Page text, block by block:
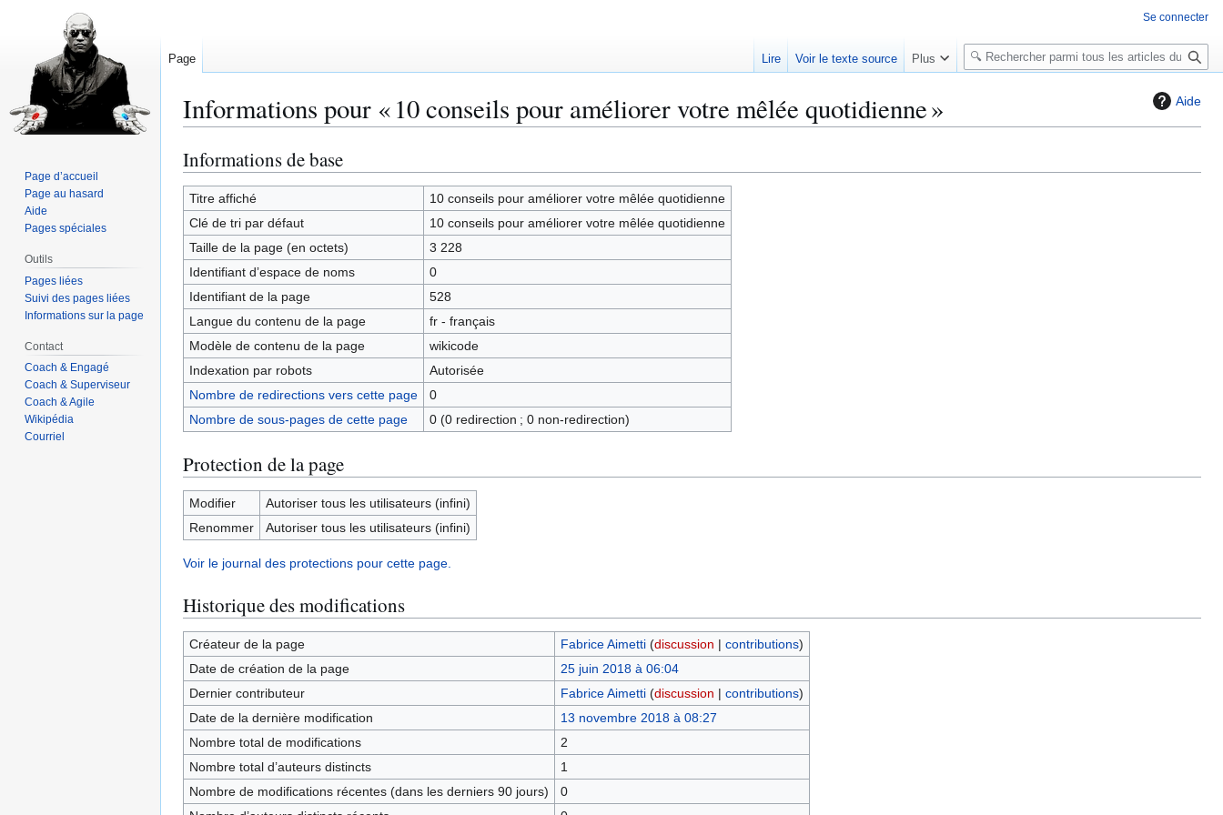
Aide
Informations pour « 10 conseils pour améliorer votre mêlée quotidienne »
Aller
à
la
navigation
Aller
à
la
recherche
Informations de base
Titre affiché
10 conseils pour améliorer votre mêlée quotidienne
Clé de tri par défaut
10 conseils pour améliorer votre mêlée quotidienne
Taille de la page (en octets)
3 228
Identifiant dʼespace de noms
0
Identifiant de la page
528
Langue du contenu de la page
fr - français
Modèle de contenu de la page
wikicode
Indexation par robots
Autorisée
Nombre de redirections vers cette page
0
Nombre de sous-pages de cette page
0 (0 redirection ; 0 non-redirection)
Protection de la page
Modifier
Autoriser tous les utilisateurs (infini)
Renommer
Autoriser tous les utilisateurs (infini)
Voir le journal des protections pour cette page.
Historique des modifications
Créateur de la page Fabrice Aimetti (discussion | contributions)
Date de création de la page
25 juin 2018 à 06:04
Dernier contributeur
Fabrice Aimetti (discussion | contributions)
Date de la dernière modification
13 novembre 2018 à 08:27
Nombre total de modifications
2
Nombre total d’auteurs distincts
1
Nombre de modifications récentes (dans les derniers 90 jours)
0
Se connecter
Page Lire Voir le texte source Plus
R
e
e
c
Page d’accueil
Page au hasard
Aide
Pages spéciales
Outils
Pages liées
Suivi des pages liées
Informations sur la page
Contact
Coach & Engagé
Coach & Superviseur
Coach & Agile
Wikipédia
Courriel